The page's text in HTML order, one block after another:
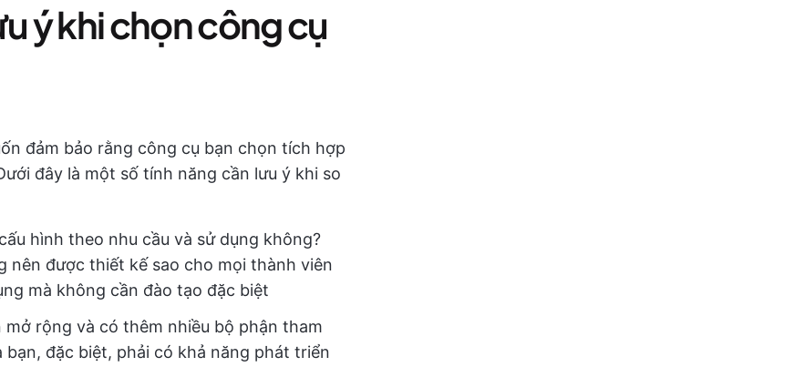
ý khi chọn công cụ
đảm bảo rằng công cụ bạn chọn tích hợp
đây là một số tính năng cần lưu ý khi so
hình theo nhu cầu và sử dụng không?
nên được thiết kế sao cho mọi thành viên
mà không cần đào tạo đặc biệt
mở rộng và có thêm nhiều bộ phận tham
bạn, đặc biệt, phải có khả năng phát triển